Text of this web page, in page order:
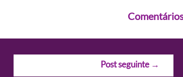
Post seguinte →